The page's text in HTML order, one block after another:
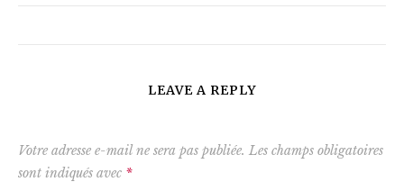
LEAVE A REPLY
Votre adresse e-mail ne sera pas publiée. Les champs obligatoires
sont indiqués avec *